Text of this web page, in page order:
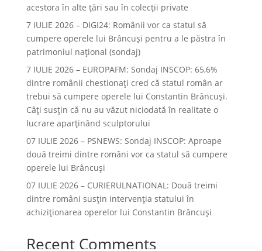
acestora în alte ţări sau în colecţii private
7 IULIE 2026 – DIGI24: Românii vor ca statul să
cumpere operele lui Brâncuși pentru a le păstra în
patrimoniul național (sondaj)
7 IULIE 2026 – EUROPAFM: Sondaj INSCOP: 65,6%
dintre românii chestionați cred că statul român ar
trebui să cumpere operele lui Constantin Brâncuși.
Câți susțin că nu au văzut niciodată în realitate o
lucrare aparținând sculptorului
07 IULIE 2026 – PSNEWS: Sondaj INSCOP: Aproape
două treimi dintre români vor ca statul să cumpere
operele lui Brâncuși
07 IULIE 2026 – CURIERULNATIONAL: Două treimi
dintre români susțin intervenția statului în
achiziționarea operelor lui Constantin Brâncuși
Recent Comments